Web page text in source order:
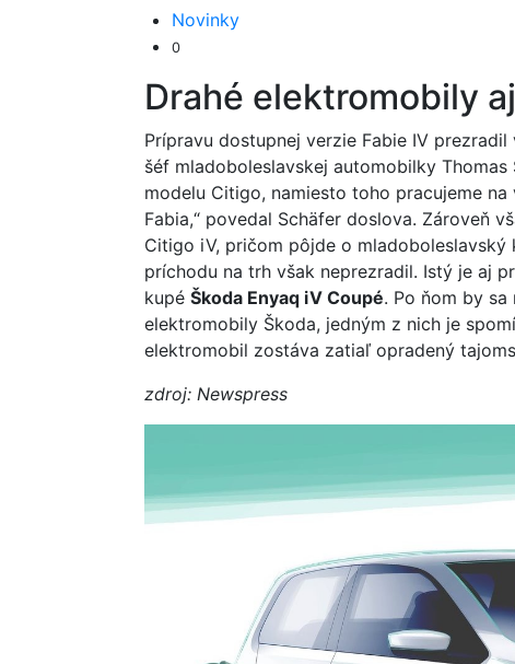
Novinky
0
Drahé elektromobily
Prípravu dostupnej verzie Fabie IV
šéf mladoboleslavskej automobilky Thomas
modelu Citigo, namiesto toho pracujeme
Fabia,“ povedal Schäfer doslova. Zároveň
Citigo iV, pričom pôjde o mladoboleslavský
príchodu na trh však neprezradil. Istý je aj
kupé Škoda Enyaq iV Coupé. Po ňom by
elektromobily Škoda, jedným z nich je
elektromobil zostáva zatiaľ opradený
zdroj: Newspress